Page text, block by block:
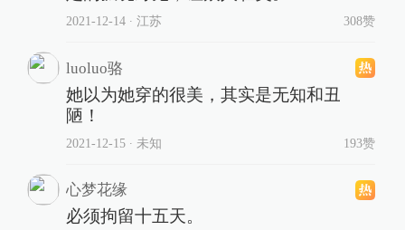
2021-12-14∙ 江苏 308赞
luoluo骆
她以为她穿的很美，其实是无知和丑
陋！
2021-12-15∙ 未知 193赞
心梦花缘
必须拘留十五天。